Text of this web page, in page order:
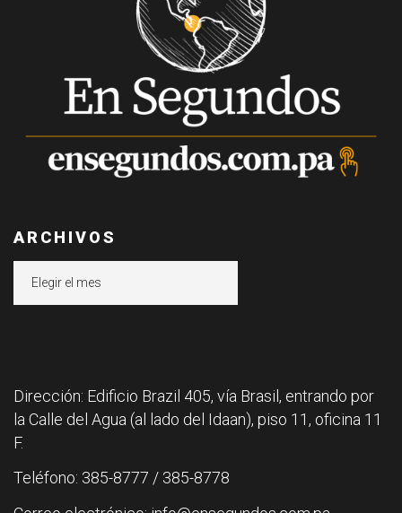
ARCHIVOS
Dirección: Edificio Brazil 405, vía Brasil, entrando por
la Calle del Agua (al lado del Idaan), piso 11, oficina 11
F.
Teléfono: 385-8777 / 385-8778